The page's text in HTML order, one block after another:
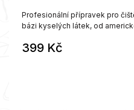
399 Kč
Profesionální přípravek pro
bázi kyselých látek, od